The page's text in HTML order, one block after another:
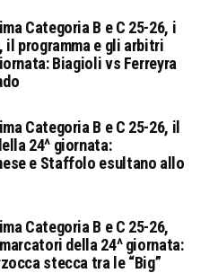
Categoria B e C 25-26, i
programma e gli arbitri
Biagioli vs Ferreyra
Categoria B e C 25-26, il
24^ giornata:
e Staffolo esultano allo
Categoria B e C 25-26,
della 24^ giornata:
stecca tra le “Big”